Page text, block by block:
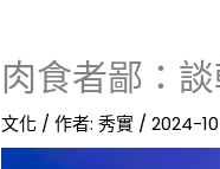
肉食者鄙：
文化 / 作者:秀實 /2024-